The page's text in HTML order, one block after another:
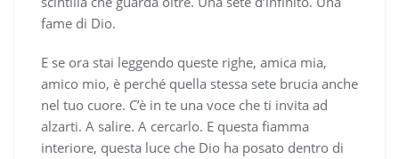
fame di Dio.
E se ora stai leggendo queste righe, amica mia,
amico mio, è perché quella stessa sete brucia anche
nel tuo cuore. C’è in te una voce che ti invita ad
alzarti. A salire. A cercarlo. E questa fiamma
interiore, questa luce che Dio ha posato dentro di